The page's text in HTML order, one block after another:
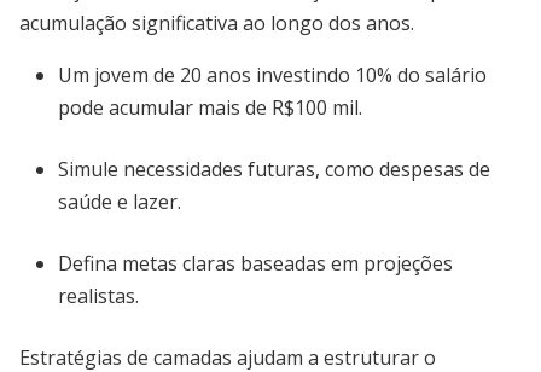
acumulação significativa ao longo dos anos.
Um jovem de 20 anos investindo 10% do salário
pode acumular mais de R$100 mil.
Simule necessidades futuras, como despesas de
saúde e lazer.
Defina metas claras baseadas em projeções
realistas.
Estratégias de camadas ajudam a estruturar o